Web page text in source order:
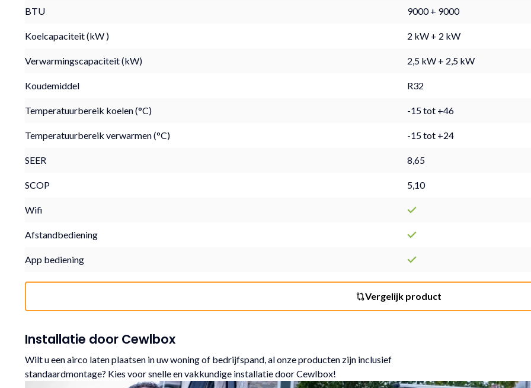
BTU 9000 + 9000
Koelcapaciteit (kW ) 2 kW + 2 kW
Verwarmingscapaciteit (kW) 2,5 kW + 2,5 kW
Koudemiddel R32
Temperatuurbereik koelen (°C) -15 tot +46
Temperatuurbereik verwarmen (°C) -15 tot +24
SEER 8,65
SCOP 5,10
Wifi
Afstandbediening
App bediening
Vergelijk product
Installatie door Cewlbox
Wilt u een airco laten plaatsen in uw woning of bedrijfspand, al onze producten zijn inclusief
standaardmontage? Kies voor snelle en vakkundige installatie door Cewlbox!